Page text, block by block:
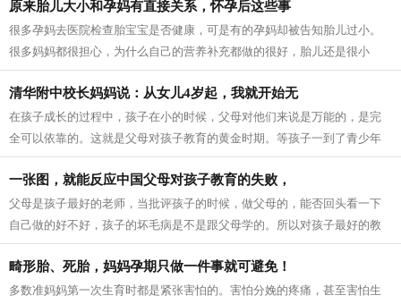
原来胎儿大小和孕妈有直接关系，怀孕后这些事
很多孕妈去医院检查胎宝宝是否健康，可是有的孕妈却被告知胎儿过小。
很多妈妈都很担心，为什么自己的营养补充都做的很好，胎儿还是很小
呢？ 胎儿过小，只能说明孕妈的营养不良...
清华附中校长妈妈说：从女儿4岁起，我就开始无
在孩子成长的过程中，孩子在小的时候，父母对他们来说是万能的，是完
全可以依靠的。这就是父母对孩子教育的黄金时期。等孩子一到了青少年
时期，父母的有效期限就快到了。 该说...
一张图，就能反应中国父母对孩子教育的失败，
父母是孩子最好的老师，当批评孩子的时候，做父母的，能否回头看一下
自己做的好不好，孩子的坏毛病是不是跟父母学的。所以对孩子最好的教
育就是给孩子做好榜样。 下面这张图，...
畸形胎、死胎，妈妈孕期只做一件事就可避免！
多数准妈妈第一次生育时都是紧张害怕的。害怕分娩的疼痛，甚至害怕生